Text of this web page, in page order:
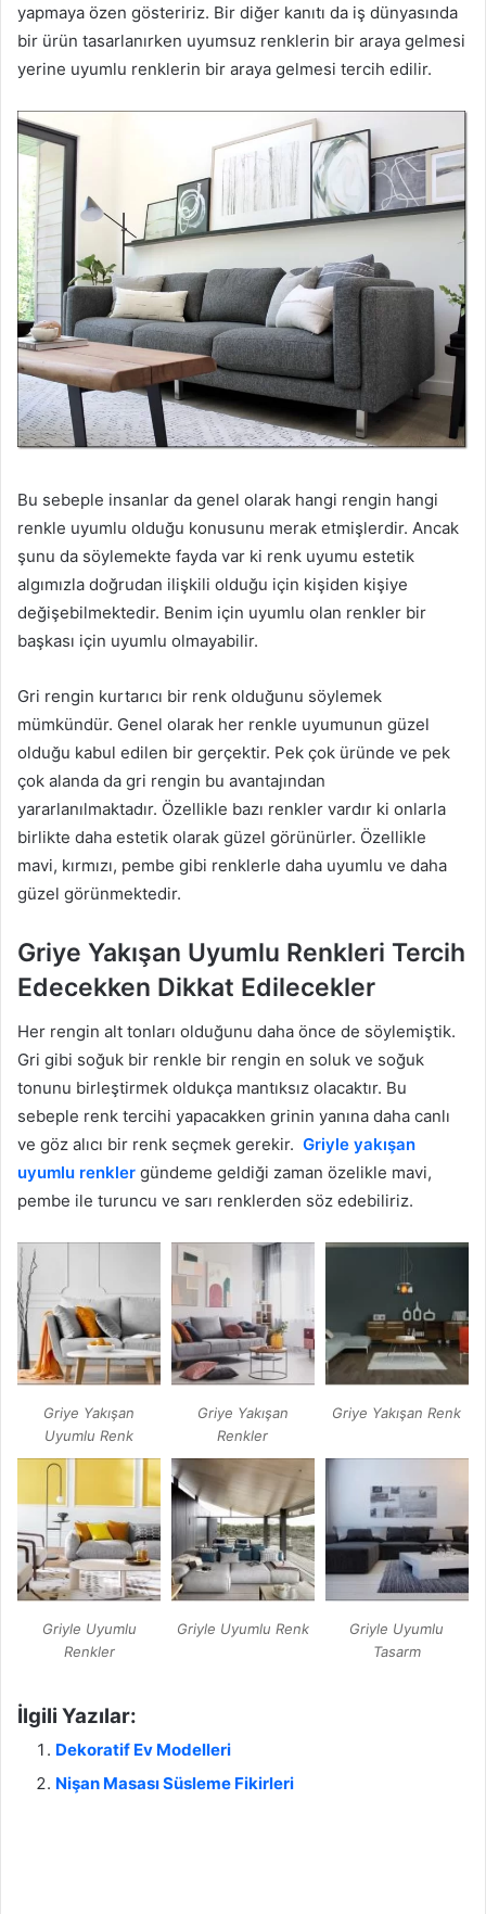
yapmaya özen gösteririz. Bir diğer kanıtı da iş dünyasında
bir ürün tasarlanırken uyumsuz renklerin bir araya gelmesi
yerine uyumlu renklerin bir araya gelmesi tercih edilir.
Bu sebeple insanlar da genel olarak hangi rengin hangi
renkle uyumlu olduğu konusunu merak etmişlerdir. Ancak
şunu da söylemekte fayda var ki renk uyumu estetik
algımızla doğrudan ilişkili olduğu için kişiden kişiye
değişebilmektedir. Benim için uyumlu olan renkler bir
başkası için uyumlu olmayabilir.
Gri rengin kurtarıcı bir renk olduğunu söylemek
mümkündür. Genel olarak her renkle uyumunun güzel
olduğu kabul edilen bir gerçektir. Pek çok üründe ve pek
çok alanda da gri rengin bu avantajından
yararlanılmaktadır. Özellikle bazı renkler vardır ki onlarla
birlikte daha estetik olarak güzel görünürler. Özellikle
mavi, kırmızı, pembe gibi renklerle daha uyumlu ve daha
güzel görünmektedir.
Griye Yakışan Uyumlu Renkleri Tercih
Edecekken Dikkat Edilecekler
Her rengin alt tonları olduğunu daha önce de söylemiştik.
Gri gibi soğuk bir renkle bir rengin en soluk ve soğuk
tonunu birleştirmek oldukça mantıksız olacaktır. Bu
sebeple renk tercihi yapacakken grinin yanına daha canlı
ve göz alıcı bir renk seçmek gerekir. Griyle yakışan
uyumlu renkler gündeme geldiği zaman özelikle mavi,
pembe ile turuncu ve sarı renklerden söz edebiliriz.
Griye Yakışan
Uyumlu Renk
Griye Yakışan
Renkler
Griye Yakışan Renk
Griyle Uyumlu
Renkler
Griyle Uyumlu Renk
Griyle Uyumlu
Tasarm
İlgili Yazılar:
Dekoratif Ev Modelleri
Nişan Masası Süsleme Fikirleri